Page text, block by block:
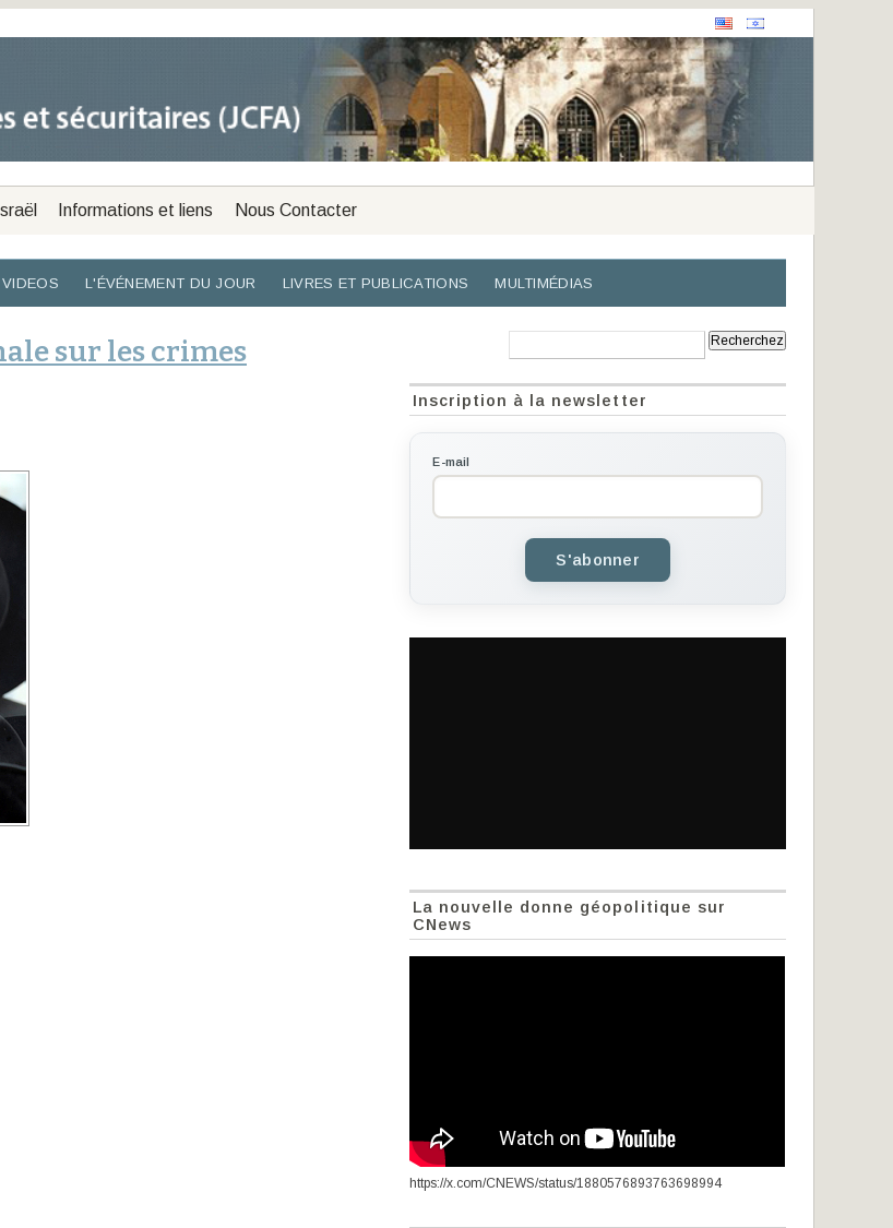
Informations et liens Nous Contacter
L'ÉVÉNEMENT DU JOUR LIVRES ET PUBLICATIONS MULTIMÉDIAS
sur les crimes
Inscription à la newsletter
E-mail
S'abonner
La nouvelle donne géopolitique sur
CNews
https://x.com/CNEWS/status/1880576893763698994